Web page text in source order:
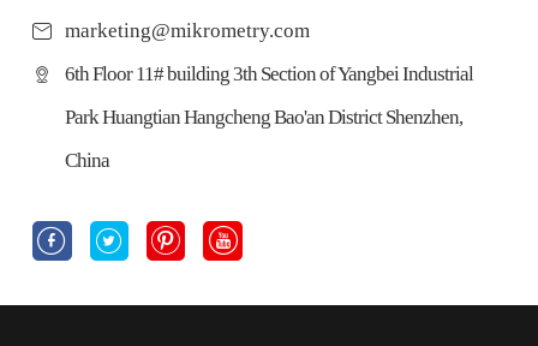
marketing@mikrometry.com
6th Floor 11# building 3th Section of Yangbei Industrial
Park Huangtian Hangcheng Bao'an District Shenzhen,
China
   